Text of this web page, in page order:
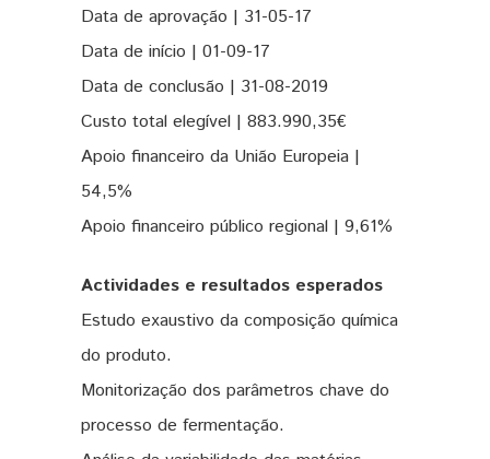
Data de aprovação | 31-05-17
Data de início | 01-09-17
Data de conclusão | 31-08-2019
Custo total elegível | 883.990,35€
Apoio financeiro da União Europeia |
54,5%
Apoio financeiro público regional | 9,61%
Actividades e resultados esperados
Estudo exaustivo da composição química
do produto.
Monitorização dos parâmetros chave do
processo de fermentação.